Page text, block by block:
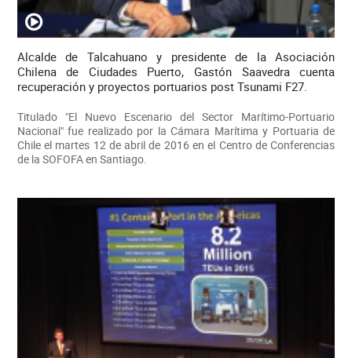
Alcalde de Talcahuano y presidente de la Asociación
Chilena de Ciudades Puerto, Gastón Saavedra cuenta
recuperación y proyectos portuarios post Tsunami F27.
Titulado "El Nuevo Escenario del Sector Marítimo-Portuario
Nacional" fue realizado por la Cámara Marítima y Portuaria de
Chile el martes 12 de abril de 2016 en el Centro de Conferencias
de la SOFOFA en Santiago.